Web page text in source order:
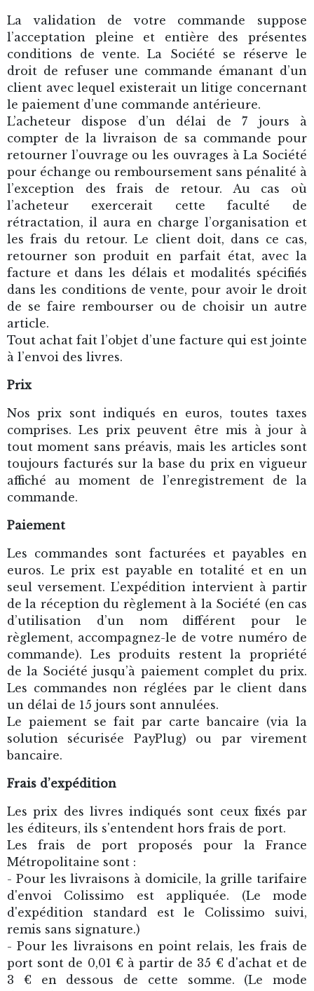
La validation de votre commande suppose
l’acceptation pleine et entière des présentes
conditions de vente. La Société se réserve le
droit de refuser une commande émanant d’un
client avec lequel existerait un litige concernant
le paiement d’une commande antérieure.
L’acheteur dispose d’un délai de 7 jours à
compter de la livraison de sa commande pour
retourner l’ouvrage ou les ouvrages à La Société
pour échange ou remboursement sans pénalité à
l’exception des frais de retour. Au cas où
l’acheteur exercerait cette faculté de
rétractation, il aura en charge l’organisation et
les frais du retour. Le client doit, dans ce cas,
retourner son produit en parfait état, avec la
facture et dans les délais et modalités spécifiés
dans les conditions de vente, pour avoir le droit
de se faire rembourser ou de choisir un autre
article.
Tout achat fait l’objet d’une facture qui est jointe
à l’envoi des livres.
Prix
Nos prix sont indiqués en euros, toutes taxes
comprises. Les prix peuvent être mis à jour à
tout moment sans préavis, mais les articles sont
toujours facturés sur la base du prix en vigueur
affiché au moment de l’enregistrement de la
commande.
Paiement
Les commandes sont facturées et payables en
euros. Le prix est payable en totalité et en un
seul versement. L’expédition intervient à partir
de la réception du règlement à la Société (en cas
d’utilisation d’un nom différent pour le
règlement, accompagnez-le de votre numéro de
commande). Les produits restent la propriété
de la Société jusqu’à paiement complet du prix.
Les commandes non réglées par le client dans
un délai de 15 jours sont annulées.
Le paiement se fait par carte bancaire (via la
solution sécurisée PayPlug) ou par virement
bancaire.
Frais d’expédition
Les prix des livres indiqués sont ceux fixés par
les éditeurs, ils s'entendent hors frais de port.
Les frais de port proposés pour la France
Métropolitaine sont :
- Pour les livraisons à domicile, la grille tarifaire
d'envoi Colissimo est appliquée. (Le mode
d'expédition standard est le Colissimo suivi,
remis sans signature.)
- Pour les livraisons en point relais, les frais de
port sont de 0,01 € à partir de 35 € d'achat et de
3 € en dessous de cette somme. (Le mode